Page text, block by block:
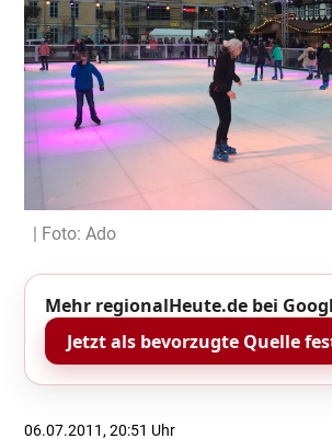
| Foto: Ado
Mehr regionalHeute.de bei
Jetzt als bevorzugte Quelle
06.07.2011, 20:51 Uhr